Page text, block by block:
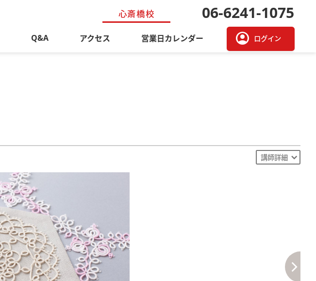
心斎橋校 06-6241-1075
Q&A アクセス 営業日カレンダー account_circle ログイン
講師詳細